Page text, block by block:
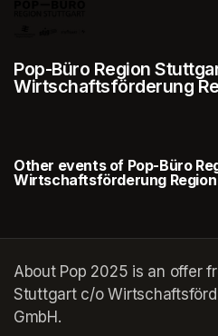
Pop-Büro Region
Wirtschaftsförderung
Other events of Pop-Büro
Wirtschaftsförderung
About Pop 2025 is an offer
Stuttgart c/o
GmbH.